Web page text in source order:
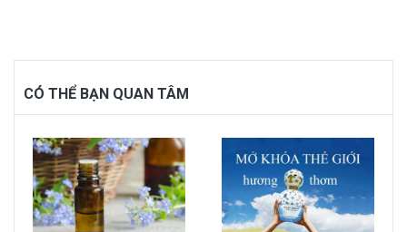
CÓ THỂ BẠN QUAN TÂM